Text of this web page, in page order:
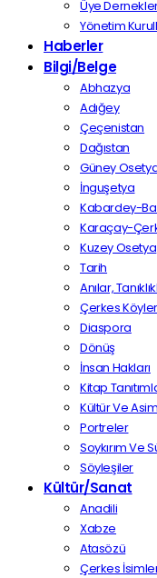
Üye
Yönetim
Haberler
Bilgi/Belge
Abhazya
Adığey
Çeçenistan
Dağıstan
Güney
İnguşetya
Kabardey-
Karaçay-
Kuzey Osetya
Tarih
Anılar,
Çerkes
Diaspora
Dönüş
İnsan Hakları
Kitap
Kültür Ve
Portreler
Soykırım Ve
Söyleşiler
Kültür/Sanat
Anadili
Xabze
Atasözü
Çerkes